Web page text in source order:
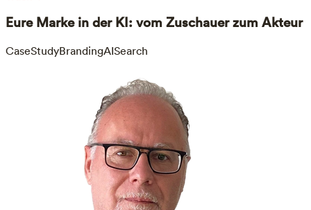
Eure Marke in der KI: vom Zuschauer zum Akteur
CaseStudyBrandingAISearch